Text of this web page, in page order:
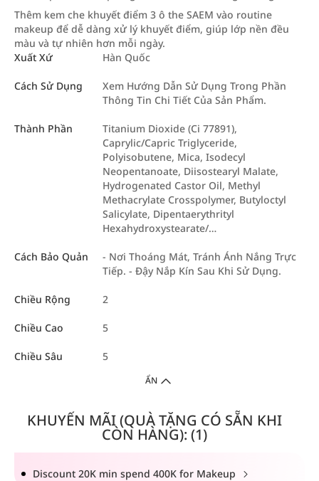
Thêm kem che khuyết điểm 3 ô the SAEM vào routine
makeup để dễ dàng xử lý khuyết điểm, giúp lớp nền đều
màu và tự nhiên hơn mỗi ngày.
Xuất Xứ
Hàn Quốc
Cách Sử Dụng
Xem Hướng Dẫn Sử Dụng Trong Phần
Thông Tin Chi Tiết Của Sản Phẩm.
Thành Phần
Titanium Dioxide (Ci 77891),
Caprylic/Capric Triglyceride,
Polyisobutene, Mica, Isodecyl
Neopentanoate, Diisostearyl Malate,
Hydrogenated Castor Oil, Methyl
Methacrylate Crosspolymer, Butyloctyl
Salicylate, Dipentaerythrityl
Hexahydroxystearate/…
Cách Bảo Quản
- Nơi Thoáng Mát, Tránh Ánh Nắng Trực
Tiếp. - Đậy Nắp Kín Sau Khi Sử Dụng.
Chiều Rộng 2
Chiều Cao 5
Chiều Sâu 5
ẨN
KHUYẾN MÃI (QUÀ TẶNG CÓ SẴN KHI
CÒN HÀNG): (1)
Discount 20K min spend 400K for Makeup